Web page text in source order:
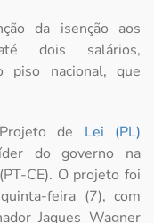
da isenção aos
dois salários,
piso nacional, que
de Lei (PL)
do governo na
CE). O projeto foi
feira (7), com
Jaques Wagner